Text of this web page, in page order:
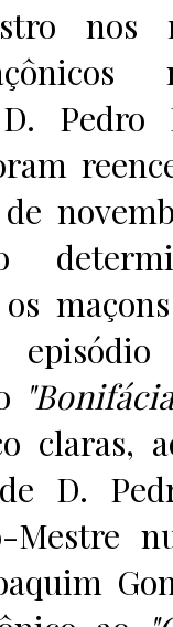
nos
os
claras,
D.
Mestre